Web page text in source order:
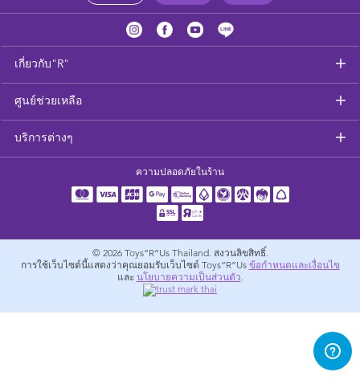
อุปกรณ์ป้อนอาหารและอาหาร
สุขภาพและความปลอดภัย
ที่นอนและเฟอร์นิเจอร์ดูแลเด็กเล็ก
อุปกรณ์สำหรับผู้ตั้งครรภ์
ผ้าเช็ดตัวและเครื่องนอน
อุปกรณ์การท่องเที่ยว
เกี่ยวกับ"R"
ศูนย์ช่วยเหลือ
บริการต่างๆ
ความปลอดภัยในร้าน
© 2026 Toys”R”Us Thailand. สงวนลิขสิทธิ์.
การใช้เว็บไซต์นี้แสดงว่าคุณยอมรับเว็บไซต์ Toys”R”Us ข้อกำหนดและเงื่อนไข
และ นโยบายความเป็นส่วนตัว.